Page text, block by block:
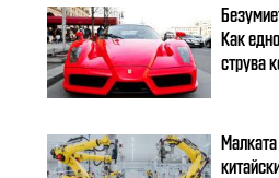
Как
струва